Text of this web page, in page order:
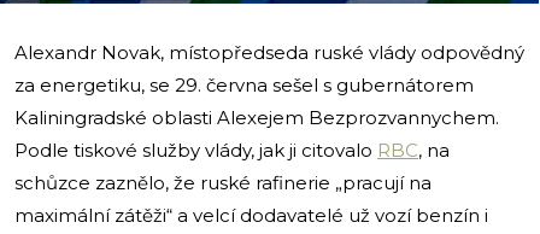
Alexandr Novak, místopředseda ruské vlády odpovědný
za energetiku, se 29. června sešel s gubernátorem
Kaliningradské oblasti Alexejem Bezprozvannychem.
Podle tiskové služby vlády, jak ji citovalo RBC, na
schůzce zaznělo, že ruské rafinerie „pracují na
maximální zátěži“ a velcí dodavatelé už vozí benzín i